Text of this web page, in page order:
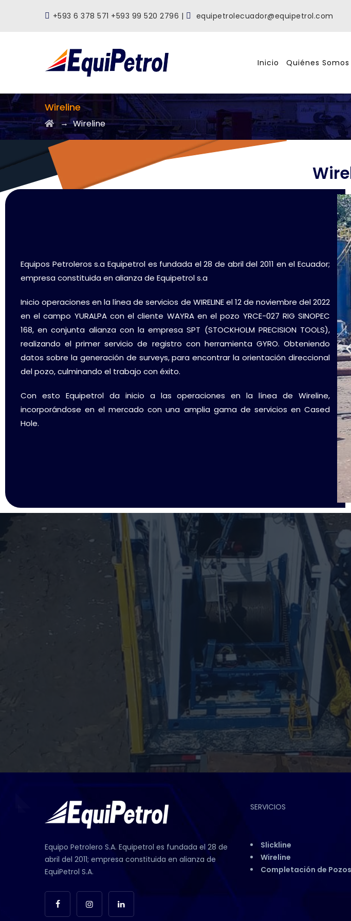
+593 6 378 571 +593 99 520 2796 | equipetrolecuador@equipetrol.com
Inicio Quiénes Somos
Wireline
→Wireline
Equipos Petroleros s.a Equipetrol es fundada el 28 de abril del 2011 en el Ecuador;
empresa constituida en alianza de Equipetrol s.a
Inicio operaciones en la línea de servicios de WIRELINE el 12 de noviembre del 2022
en el campo YURALPA con el cliente WAYRA en el pozo YRCE-027 RIG SINOPEC
168, en conjunta alianza con la empresa SPT (STOCKHOLM PRECISION TOOLS),
realizando el primer servicio de registro con herramienta GYRO. Obteniendo
datos sobre la generación de surveys, para encontrar la orientación direccional
del pozo, culminando el trabajo con éxito.
Con esto Equipetrol da inicio a las operaciones en la línea de Wireline,
incorporándose en el mercado con una amplia gama de servicios en Cased
Hole.
Equipo Petrolero S.A. Equipetrol es fundada el 28 de
abril del 2011; empresa constituida en alianza de
EquiPetrol S.A.
SERVICIOS
Slickline
Wireline
Completación de Pozos